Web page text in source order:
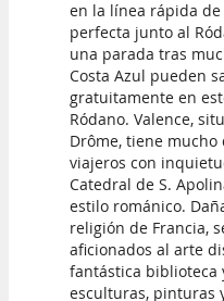
en la línea rápida de
perfecta junto al
una parada tras
Costa Azul pueden
gratuitamente en
Ródano. Valence,
Drôme, tiene
viajeros con
Catedral de S.
estilo románico.
religión de Francia,
aficionados al arte
fantástica biblioteca
esculturas, pinturas